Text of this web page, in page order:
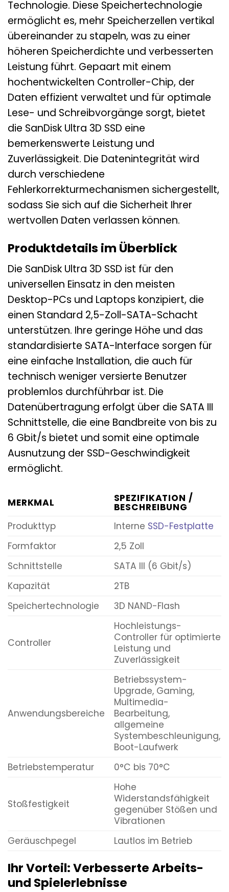
Technologie. Diese Speichertechnologie
ermöglicht es, mehr Speicherzellen vertikal
übereinander zu stapeln, was zu einer
höheren Speicherdichte und verbesserten
Leistung führt. Gepaart mit einem
hochentwickelten Controller-Chip, der
Daten effizient verwaltet und für optimale
Lese- und Schreibvorgänge sorgt, bietet
die SanDisk Ultra 3D SSD eine
bemerkenswerte Leistung und
Zuverlässigkeit. Die Datenintegrität wird
durch verschiedene
Fehlerkorrekturmechanismen sichergestellt,
sodass Sie sich auf die Sicherheit Ihrer
wertvollen Daten verlassen können.
Produktdetails im Überblick
Die SanDisk Ultra 3D SSD ist für den
universellen Einsatz in den meisten
Desktop-PCs und Laptops konzipiert, die
einen Standard 2,5-Zoll-SATA-Schacht
unterstützen. Ihre geringe Höhe und das
standardisierte SATA-Interface sorgen für
eine einfache Installation, die auch für
technisch weniger versierte Benutzer
problemlos durchführbar ist. Die
Datenübertragung erfolgt über die SATA III
Schnittstelle, die eine Bandbreite von bis zu
6 Gbit/s bietet und somit eine optimale
Ausnutzung der SSD-Geschwindigkeit
ermöglicht.
MERKMAL SPEZIFIKATION /
BESCHREIBUNG
Produkttyp
Interne SSD-Festplatte
Formfaktor
2,5 Zoll
Schnittstelle
SATA III (6 Gbit/s)
Kapazität
2TB
Speichertechnologie
3D NAND-Flash
Controller
Hochleistungs-
Controller für optimierte
Leistung und
Zuverlässigkeit
Anwendungsbereiche
Betriebssystem-
Upgrade, Gaming,
Multimedia-
Bearbeitung,
allgemeine
Systembeschleunigung,
Boot-Laufwerk
Betriebstemperatur
0°C bis 70°C
Stoßfestigkeit
Hohe
Widerstandsfähigkeit
gegenüber Stößen und
Vibrationen
Geräuschpegel
Lautlos im Betrieb
Ihr Vorteil: Verbesserte Arbeits-
und Spielerlebnisse